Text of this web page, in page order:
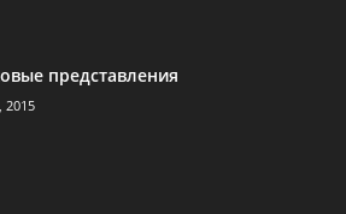
представления
2015